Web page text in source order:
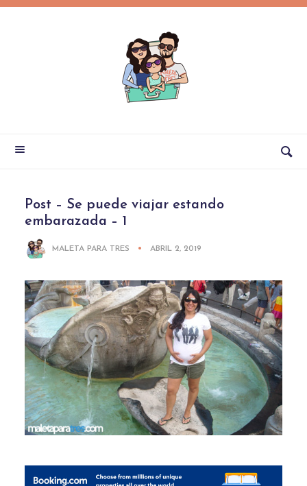
Post – Se puede viajar estando
embarazada – 1
MALETA PARA TRES ABRIL 2, 2019